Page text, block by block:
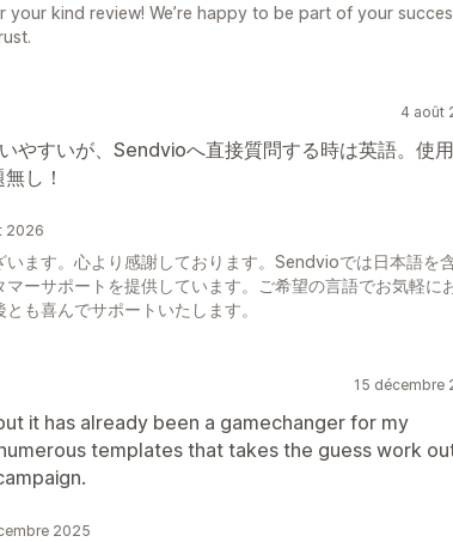
your kind review! We’re happy to be part of your
4 août
やすいが、Sendvioへ直接質問する時は英語。使
し！
2026
います。心より感謝しております。Sendvioでは日本語を
ーサポートを提供しています。ご希望の言語でお気軽に
も喜んでサポートいたします。
15 décembre
it has already been a gamechanger for my
templates that takes the guess work
2025